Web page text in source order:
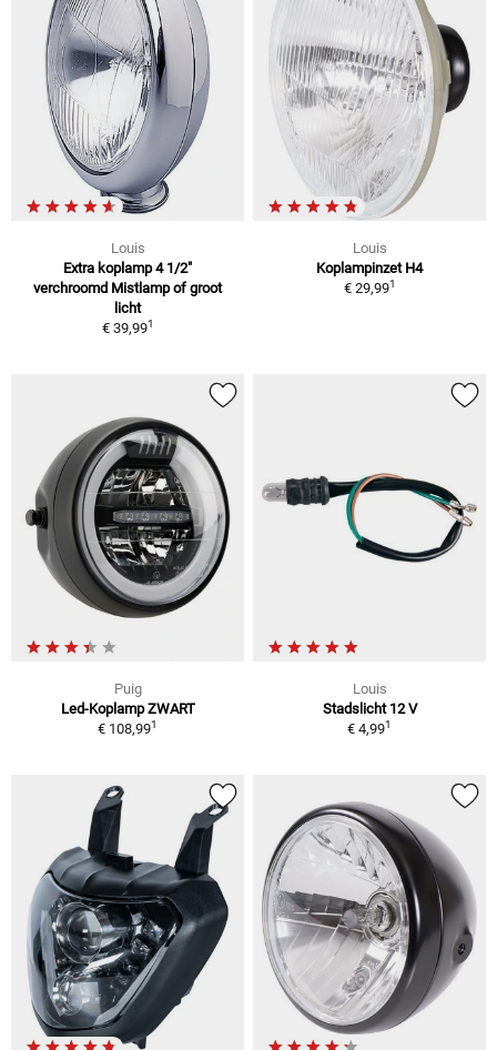
Louis
Extra koplamp 4 1/2"
verchroomd Mistlamp of groot
licht
€ 39,991
Louis
Koplampinzet H4
€ 29,991
Puig
Led-Koplamp ZWART
€ 108,991
Louis
Stadslicht 12 V
€ 4,991